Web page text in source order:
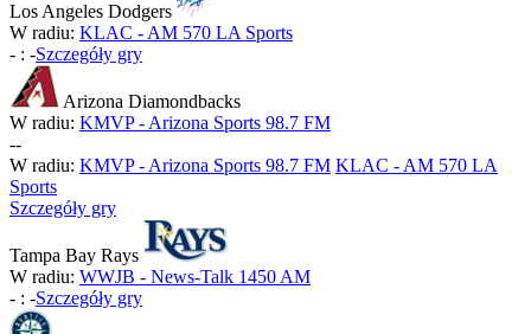
Los Angeles Dodgers
W radiu: KLAC - AM 570 LA Sports
- : -Szczegóły gry
Arizona Diamondbacks
W radiu: KMVP - Arizona Sports 98.7 FM
--
W radiu: KMVP - Arizona Sports 98.7 FM KLAC - AM 570 LA
Sports
Szczegóły gry
Tampa Bay Rays
W radiu: WWJB - News-Talk 1450 AM
- : -Szczegóły gry